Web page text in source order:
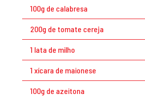
100g de calabresa
200g de tomate cereja
1 lata de milho
1 xícara de maionese
100g de azeitona